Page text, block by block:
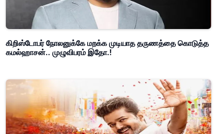
கிறிஸ்டோபர் நோலனுக்கே மறக்க முடியாத தருணத்தை கொடுத்த
கமல்ஹாசன்.. முழுவிபரம் இதோ.!